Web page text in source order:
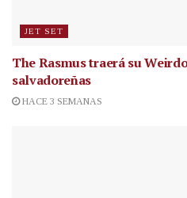
JET SET
The Rasmus traerá su
salvadoreñas
HACE 3 SEMANAS